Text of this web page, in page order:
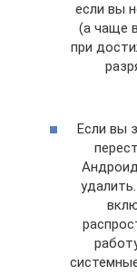
если вы
(а чаще
при
Если вы